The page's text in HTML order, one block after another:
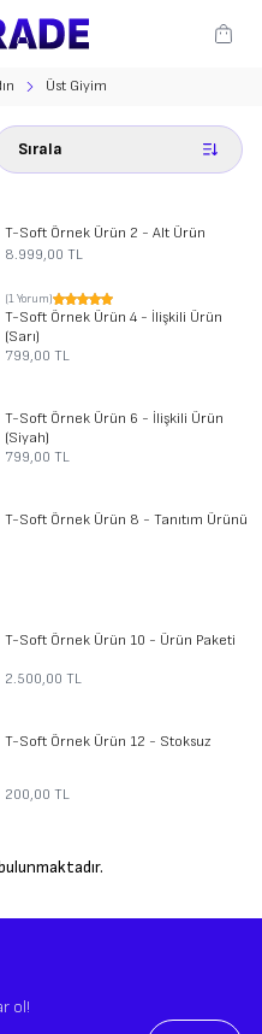
Üst Giyim
Sırala
T-Soft Örnek Ürün 2 - Alt Ürün
8.999,00 TL
Yeni
(1 Yorum)
T-Soft Örnek Ürün 4 - İlişkili Ürün
(Sarı)
799,00 TL
T-Soft Örnek Ürün 6 - İlişkili Ürün
(Siyah)
799,00 TL
T-Soft Örnek Ürün 8 - Tanıtım Ürünü
T-Soft Örnek Ürün 10 - Ürün Paketi
2.500,00 TL
T-Soft Örnek Ürün 12 - Stoksuz
200,00 TL
ol!